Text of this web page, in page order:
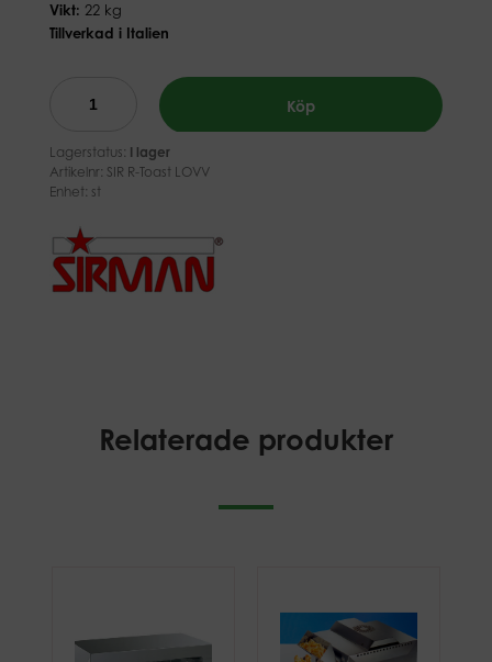
Vikt: 22 kg
Tillverkad i Italien
Köp
Lagerstatus: I lager
Artikelnr: SIR R-Toast LOVV
Enhet: st
Relaterade produkter